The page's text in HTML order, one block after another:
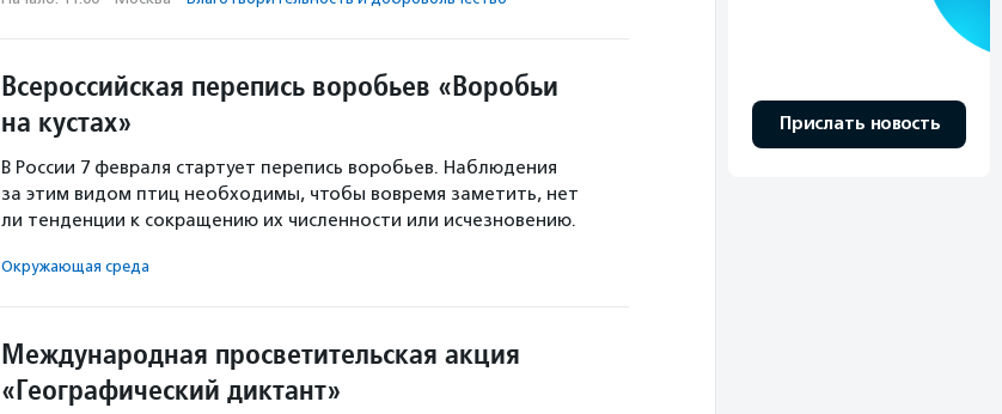
Всероссийская перепись воробьев «Воробьи
на кустах»
В России 7 февраля стартует перепись воробьев. Наблюдения
за этим видом птиц необходимы, чтобы вовремя заметить, нет
ли тенденции к сокращению их численности или исчезновению.
Окружающая среда
Международная просветительская акция
«Географический диктант»
Прислать новость